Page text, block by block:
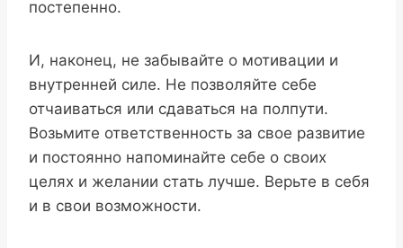
постепенно.
И, наконец, не забывайте о мотивации и
внутренней силе. Не позволяйте себе
отчаиваться или сдаваться на полпути.
Возьмите ответственность за свое развитие
и постоянно напоминайте себе о своих
целях и желании стать лучше. Верьте в себя
и в свои возможности.